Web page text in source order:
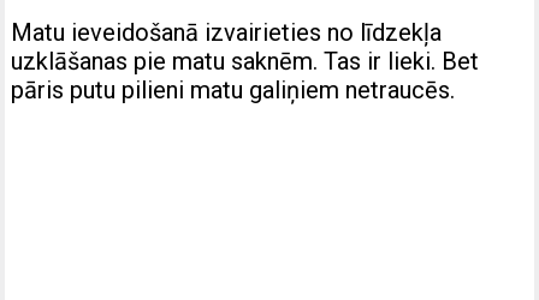
Matu ieveidošanā izvairieties no līdzekļa
uzklāšanas pie matu saknēm. Tas ir lieki. Bet
pāris putu pilieni matu galiņiem netraucēs.